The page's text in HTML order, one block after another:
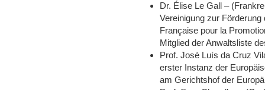
Dr. Élise Le Gall –
Vereinigung zur
Française pour la
Mitglied der Anwaltsliste
Prof. José Luís da Cruz
erster Instanz der
am Gerichtshof der